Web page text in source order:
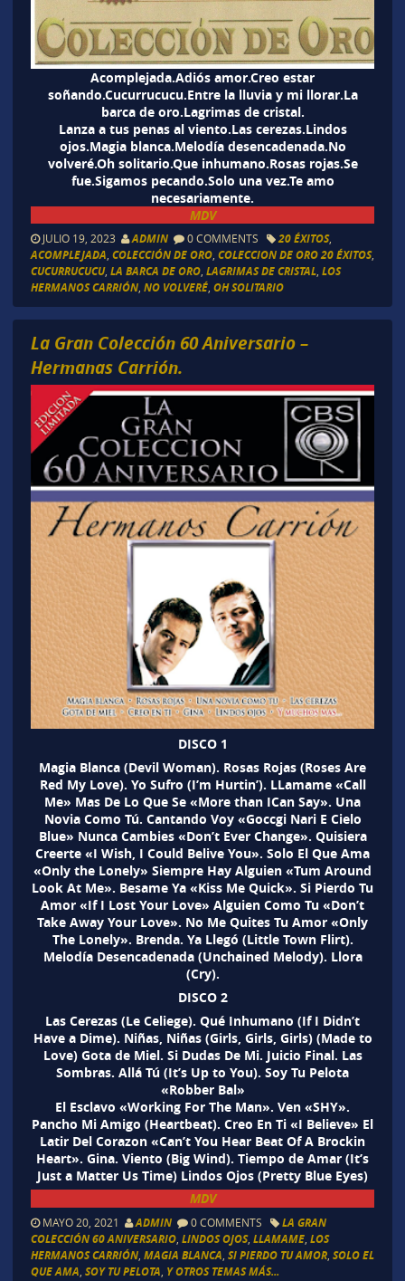
Acomplejada.Adiós amor.Creo estar
soñando.Cucurrucucu.Entre la lluvia y mi llorar.La
barca de oro.Lagrimas de cristal.
Lanza a tus penas al viento.Las cerezas.Lindos
ojos.Magia blanca.Melodía desencadenada.No
volveré.Oh solitario.Que inhumano.Rosas rojas.Se
fue.Sigamos pecando.Solo una vez.Te amo
necesariamente.
MDV
JULIO 19, 2023 ADMIN 0 COMMENTS 20 ÉXITOS,
ACOMPLEJADA COLECCIÓN DE ORO, COLECCION DE ORO 20 ÉXITOS,
CUCURRUCUCU, LA BARCA DE ORO, LAGRIMAS DE CRISTAL, LOS
HERMANOS CARRIÓN, NO VOLVERÉ, OH SOLITARIO
La Gran Colección 60 Aniversario –
Hermanas Carrión.
DISCO 1
Magia Blanca (Devil Woman). Rosas Rojas (Roses Are
Red My Love). Yo Sufro (I’m Hurtin’). LLamame «Call
Me» Mas De Lo Que Se «More than ICan Say». Una
Novia Como Tú. Cantando Voy «Goccgi Nari E Cielo
Blue» Nunca Cambies «Don’t Ever Change». Quisiera
Creerte «I Wish, I Could Belive You». Solo El Que Ama
«Only the Lonely» Siempre Hay Alguien «Tum Around
Look At Me». Besame Ya «Kiss Me Quick». Si Pierdo Tu
Amor «If I Lost Your Love» Alguien Como Tu «Don’t
Take Away Your Love». No Me Quites Tu Amor «Only
The Lonely». Brenda. Ya Llegó (Little Town Flirt).
Melodía Desencadenada (Unchained Melody). Llora
(Cry).
DISCO 2
Las Cerezas (Le Celiege). Qué Inhumano (If I Didn’t
Have a Dime). Niñas, Niñas (Girls, Girls, Girls) (Made to
Love) Gota de Miel. Si Dudas De Mi. Juicio Final. Las
Sombras. Allá Tú (It’s Up to You). Soy Tu Pelota
«Robber Bal»
El Esclavo «Working For The Man». Ven «SHY».
Pancho Mi Amigo (Heartbeat). Creo En Ti «I Believe» El
Latir Del Corazon «Can’t You Hear Beat Of A Brockin
Heart». Gina. Viento (Big Wind). Tiempo de Amar (It’s
Just a Matter Us Time) Lindos Ojos (Pretty Blue Eyes)
MDV
MAYO 20, 2021 ADMIN 0 COMMENTS
LA GRAN
COLECCIÓN 60 ANIVERSARIO, LINDOS OJOS, LLAMAME, LOS
HERMANOS CARRIÓN, MAGIA BLANCA SI PIERDO TU AMOR, SOLO EL
QUE AMA SOY TU PELOTA Y OTROS TEMAS MÁS...